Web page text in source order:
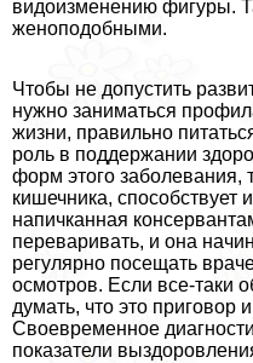
видоизменению фигуры.
женоподобными.
Чтобы не допустить
нужно заниматься
жизни, правильно
роль в поддержании
форм этого заболевания,
кишечника,
напичканная
переваривать, и она
регулярно посещать
осмотров. Если все-таки
думать, что это приговор
Своевременное
показатели